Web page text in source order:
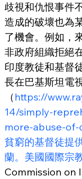
歧視和仇恨事件
造成的破壞也為
了機會。例如，
非政府組織拒絕
印度教徒和基督
長在巴基斯坦電
（ https://
14/simply-
more-abuse-of-
貧窮的基督徒提
蘭。美國國際宗
Commission on